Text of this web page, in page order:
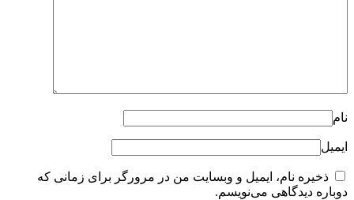
نام
ایمیل
ذخیره نام، ایمیل و وبسایت من در مرورگر برای زمانی که
دوباره دیدگاهی می‌نویسم.